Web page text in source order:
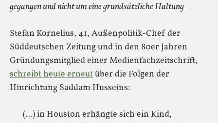
gegangen und nicht um eine grundsätzliche Haltung —
Stefan Kornelius, 41, Außenpolitik-Chef der
Süddeutschen Zeitung und in den 80er Jahren
Gründungsmitglied einer Medienfachzeitschrift,
schreibt heute erneutüber die Folgen der
Hinrichtung Saddam Husseins:
(…) in Houston erhängte sich ein Kind,